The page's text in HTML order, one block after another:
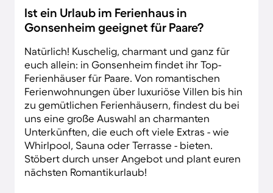
Ist ein Urlaub im Ferienhaus in
Gonsenheim geeignet für Paare?
Natürlich! Kuschelig, charmant und ganz für
euch allein: in Gonsenheim findet ihr Top-
Ferienhäuser für Paare. Von romantischen
Ferienwohnungen über luxuriöse Villen bis hin
zu gemütlichen Ferienhäusern, findest du bei
uns eine große Auswahl an charmanten
Unterkünften, die euch oft viele Extras - wie
Whirlpool, Sauna oder Terrasse - bieten.
Stöbert durch unser Angebot und plant euren
nächsten Romantikurlaub!